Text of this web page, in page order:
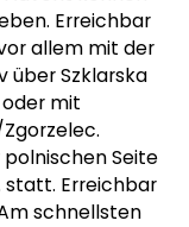
Erreichbar
allem mit der
über Szklarska
mit
Seite
statt. Erreichbar
schnellsten